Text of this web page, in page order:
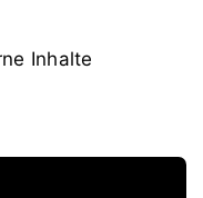
öffnete die OTH
(ANK). Unter
Inhalte